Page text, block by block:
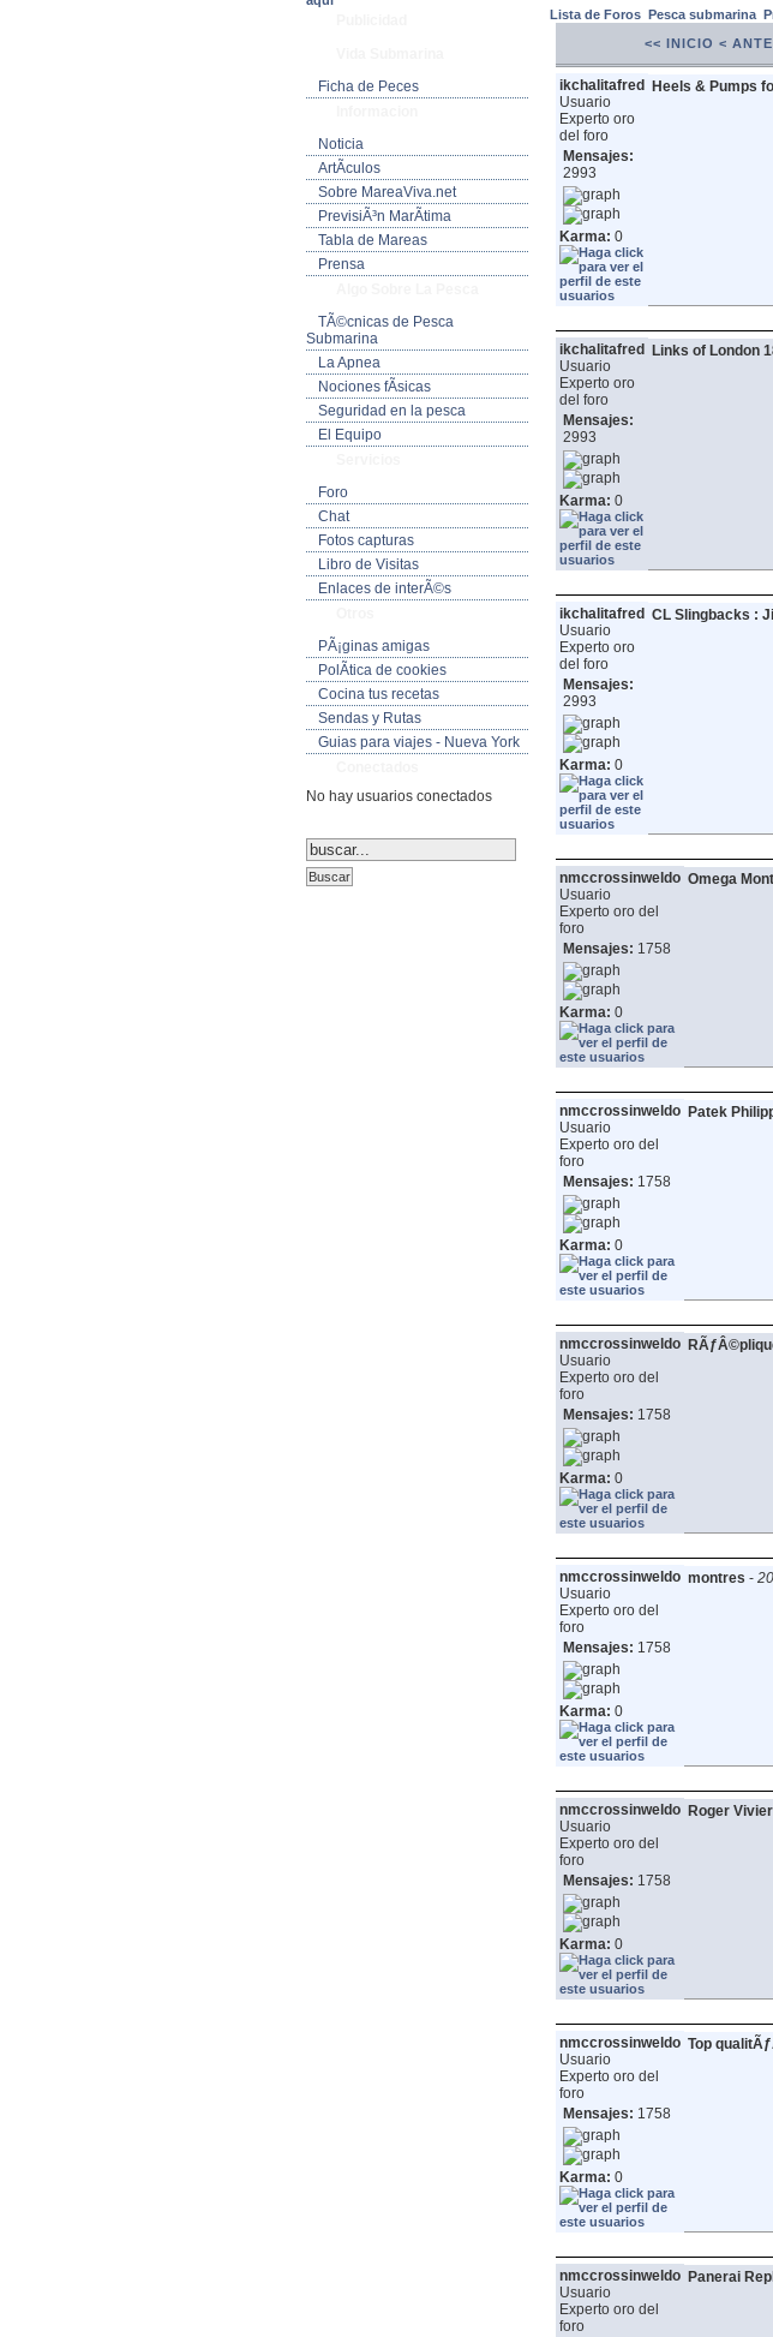
Ficha de Peces
Noticia
ArtÃ­culos
Sobre MareaViva.net
PrevisiÃ³n MarÃ­tima
Tabla de Mareas
Prensa
TÃ©cnicas de Pesca
Submarina
La Apnea
Nociones fÃ­sicas
Seguridad en la pesca
El Equipo
Foro
Chat
Fotos capturas
Libro de Visitas
Enlaces de interÃ©s
PÃ¡ginas amigas
PolÃ­tica de cookies
Cocina tus recetas
Sendas y Rutas
Guias para viajes - Nueva York
No hay usuarios conectados
Lista de Foros Pesca submarina
<< INICIO <
ikchalitafred
Usuario
Experto oro
del foro
Mensajes:
2993
Karma: 0
Heels & Pumps
ikchalitafred
Usuario
Experto oro
del foro
Mensajes:
2993
Karma: 0
Links of London
ikchalitafred
Usuario
Experto oro
del foro
Mensajes:
2993
Karma: 0
CL Slingbacks :
nmccrossinweldo
Usuario
Experto oro del
foro
Mensajes: 1758
Karma: 0
Omega
nmccrossinweldo
Usuario
Experto oro del
foro
Mensajes: 1758
Karma: 0
Patek
nmccrossinweldo
Usuario
Experto oro del
foro
Mensajes: 1758
Karma: 0
nmccrossinweldo
Usuario
Experto oro del
foro
Mensajes: 1758
Karma: 0
montres -
nmccrossinweldo
Usuario
Experto oro del
foro
Mensajes: 1758
Karma: 0
Roger
nmccrossinweldo
Usuario
Experto oro del
foro
Mensajes: 1758
Karma: 0
Top
nmccrossinweldo
Usuario
Experto oro del
foro
Panerai